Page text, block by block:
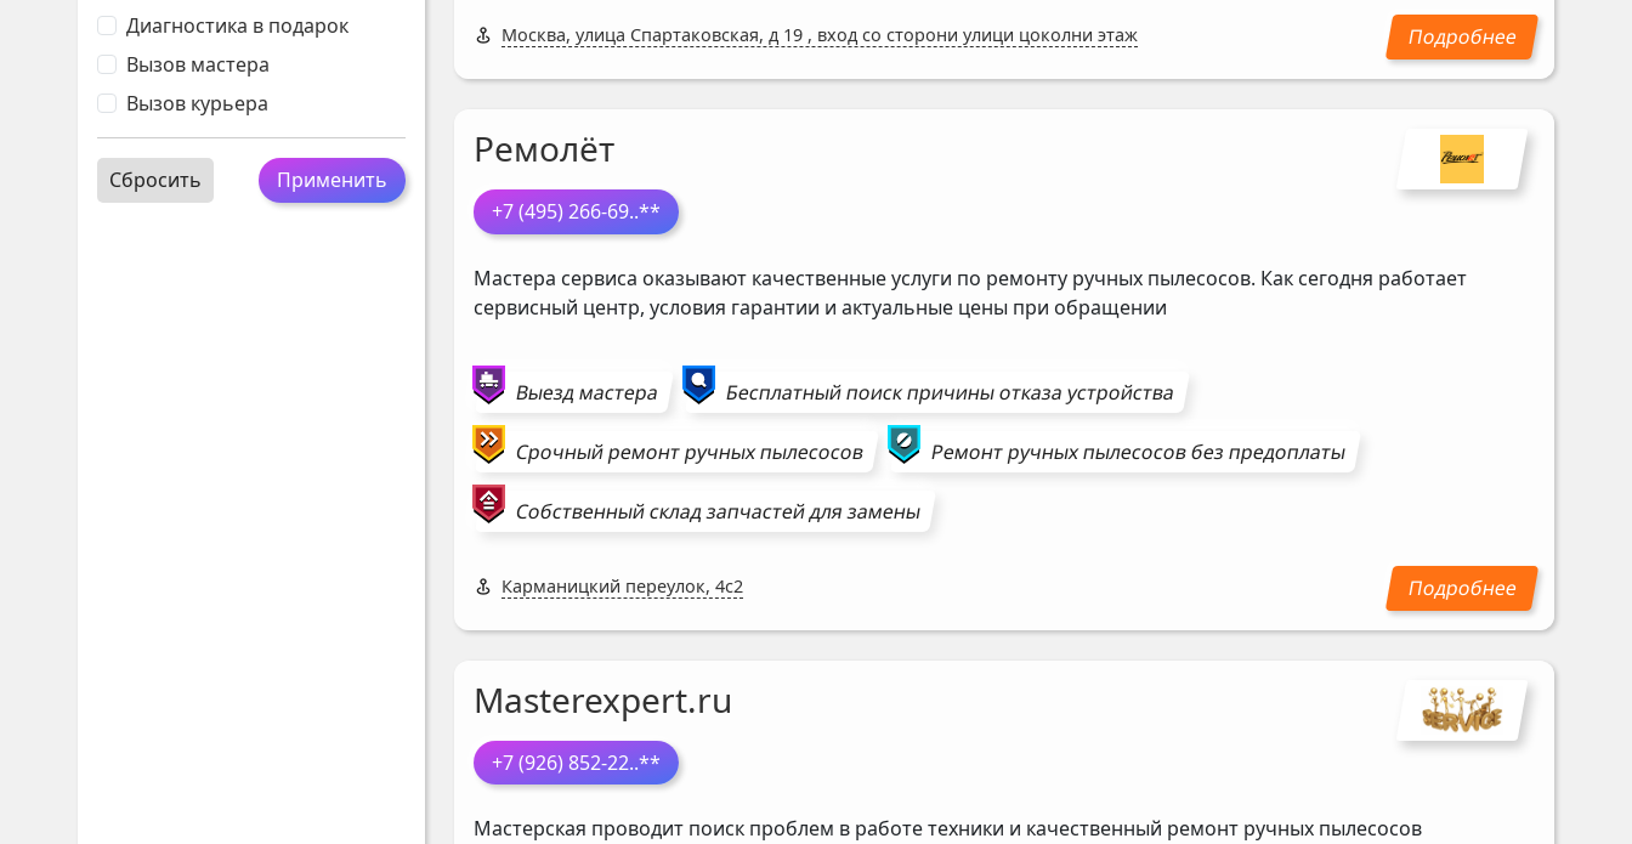
Диагностика в подарок
Вызов мастера
Вызов курьера
Применить
Сбросить
Москва, улица Спартаковская, д 19 , вход со сторони улици цоколни этаж
Ремолёт
+7 (495) 266-69..**
Мастера сервиса оказывают качественные услуги по ремонту ручных пылесосов. Как сегодня работает
сервисный центр, условия гарантии и актуальные цены при обращении
Выезд мастера Бесплатный поиск причины отказа устройства
Срочный ремонтручных пылесосов Ремонтручных пылесосовбез предоплаты
Собственный склад запчастей для замены
Карманицкий переулок, 4с2
Masterexpert.ru
+7 (926) 852-22..**
Мастерская проводит поиск проблем в работе техники и качественный ремонт ручных пылесосов